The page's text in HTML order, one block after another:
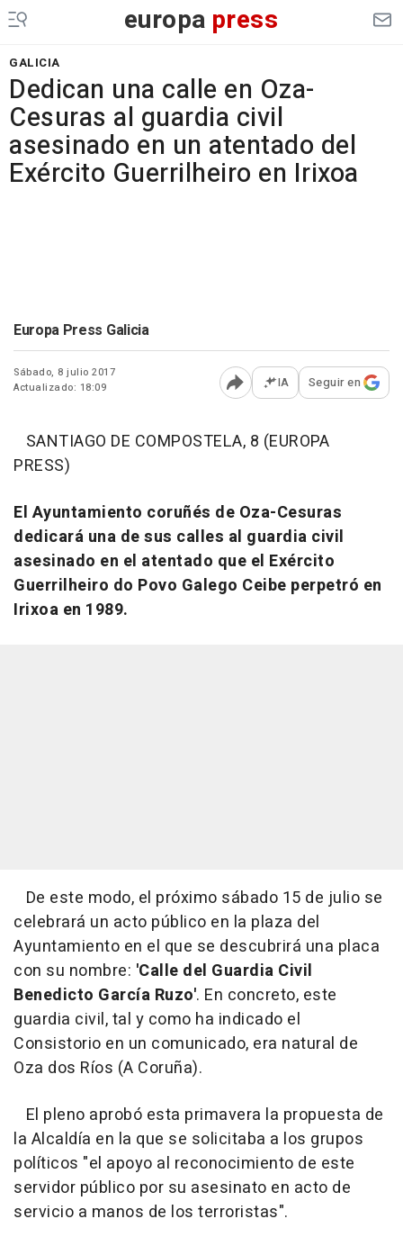
europa press
GALICIA
Dedican una calle en Oza-
Cesuras al guardia civil
asesinado en un atentado del
Exército Guerrilheiro en Irixoa
Europa Press Galicia
Sábado, 8 julio 2017
Actualizado: 18:09
Abrir opciones para
IA Seguir en
SANTIAGO DE COMPOSTELA, 8 (EUROPA
PRESS)
El Ayuntamiento coruñés de Oza-Cesuras
dedicará una de sus calles al guardia civil
asesinado en el atentado que el Exército
Guerrilheiro do Povo Galego Ceibe perpetró en
Irixoa en 1989.
De este modo, el próximo sábado 15 de julio se
celebrará un acto público en la plaza del
Ayuntamiento en el que se descubrirá una placa
con su nombre: 'Calle del Guardia Civil
Benedicto García Ruzo'. En concreto, este
guardia civil, tal y como ha indicado el
Consistorio en un comunicado, era natural de
Oza dos Ríos (A Coruña).
El pleno aprobó esta primavera la propuesta de
la Alcaldía en la que se solicitaba a los grupos
políticos "el apoyo al reconocimiento de este
servidor público por su asesinato en acto de
servicio a manos de los terroristas".